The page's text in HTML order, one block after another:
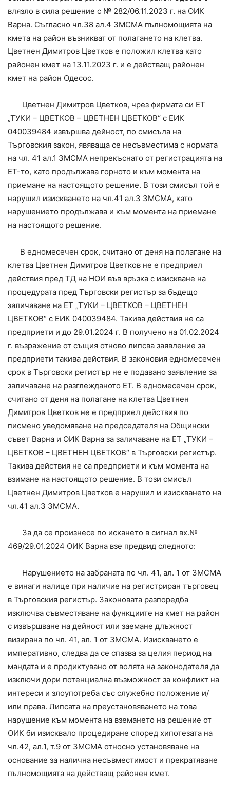
влязло в сила решение с № 282/06.11.2023 г. на ОИК
Варна. Съгласно чл.38 ал.4 ЗМСМА пълномощията на
кмета на район възникват от полагането на клетва.
Цветнен Димитров Цветков е положил клетва като
районен кмет на 13.11.2023 г. и е действащ районен
кмет на район Одесос.
Цветнен Димитров Цветков, чрез фирмата си ЕТ
„ТУКИ – ЦВЕТКОВ – ЦВЕТНЕН ЦВЕТКОВ“ с ЕИК
040039484 извършва дейност, по смисъла на
Търговския закон, явяваща се несъвместима с нормата
на чл. 41 ал.1 ЗМСМА непрекъснато от регистрацията на
ЕТ-то, като продължава горното и към момента на
приемане на настоящото решение. В този смисъл той е
нарушил изискването на чл.41 ал.3 ЗМСМА, като
нарушението продължава и към момента на приемане
на настоящото решение.
В едномесечен срок, считано от деня на полагане на
клетва Цветнен Димитров Цветков не е предприел
действия пред ТД на НОИ във връзка с изискване на
процедурата пред Търговски регистър за бъдещо
заличаване на ЕТ „ТУКИ – ЦВЕТКОВ – ЦВЕТНЕН
ЦВЕТКОВ“ с ЕИК 040039484. Такива действия не са
предприети и до 29.01.2024 г. В получено на 01.02.2024
г. възражение от същия отново липсва заявление за
предприети такива действия. В законовия едномесечен
срок в Търговски регистър не е подавано заявление за
заличаване на разглежданото ЕТ. В едномесечен срок,
считано от деня на полагане на клетва Цветнен
Димитров Цветков не е предприел действия по
писмено уведомяване на председателя на Общински
съвет Варна и ОИК Варна за заличаване на ЕТ „ТУКИ –
ЦВЕТКОВ – ЦВЕТНЕН ЦВЕТКОВ“ в Търговски регистър.
Такива действия не са предприети и към момента на
взимане на настоящото решение. В този смисъл
Цветнен Димитров Цветков е нарушил и изискването на
чл.41 ал.3 ЗМСМА.
За да се произнесе по искането в сигнал вх.№
469/29.01.2024 ОИК Варна взе предвид следното:
Нарушението на забраната по чл. 41, ал. 1 от ЗМСМА
е винаги налице при наличие на регистриран търговец
в Търговския регистър. Законовата разпоредба
изключва съвместяване на функциите на кмет на район
с извършване на дейност или заемане длъжност
визирана по чл. 41, ал. 1 от ЗМСМА. Изискването е
императивно, следва да се спазва за целия период на
мандата и е продиктувано от волята на законодателя да
изключи дори потенциална възможност за конфликт на
интереси и злоупотреба със служебно положение и/
или права. Липсата на преустановяването на това
нарушение към момента на вземането на решение от
ОИК би изисквало процедиране според хипотезата на
чл.42, ал.1, т.9 от ЗМСМА относно установяване на
основание за налична несъвместимост и прекратяване
пълномощията на действащ районен кмет.